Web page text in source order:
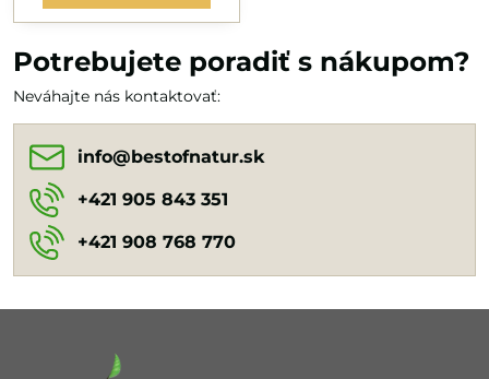
PSA. Borí kamienky
kryštáľov. Dlhodobé uží-vanie
regeneruje obličky. Užiť: 20
dní 3x1, 20 dní 2x1 ks.
Prevencia: 2x1ks. Kapslu zapiť
Potrebujete poradiť s nákupom?
Neváhajte nás kontaktovať:
info​@bestofnatur​.sk
+421 905 843 351
+421 908 768 770